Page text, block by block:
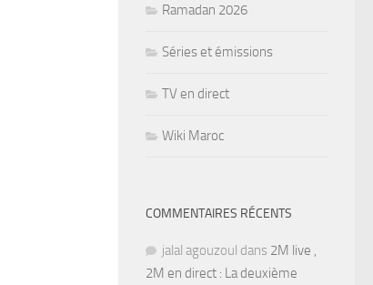
Ramadan 2026
Séries et émissions
TV en direct
Wiki Maroc
COMMENTAIRES RÉCENTS
jalal agouzoul dans 2M live ,
2M en direct : La deuxième